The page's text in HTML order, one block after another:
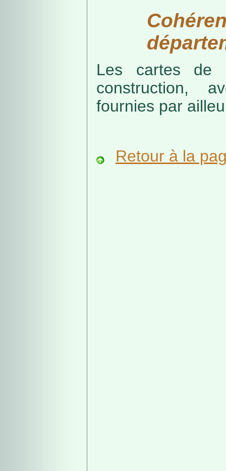
Les cartes de
construction,
fournies par
Retour à la